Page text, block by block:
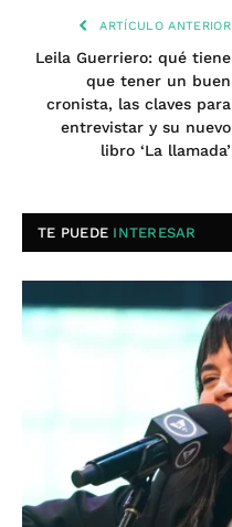
ARTÍCULO ANTERIOR
Leila Guerriero: qué tiene
que tener un buen
cronista, las claves para
entrevistar y su nuevo
libro ‘La llamada’
TE PUEDE INTERESAR